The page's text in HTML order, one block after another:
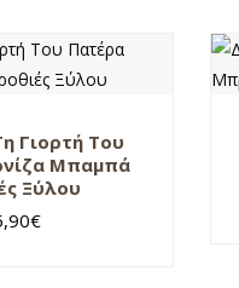
Γιορτή Του
Μπαμπά
Ξύλου
€